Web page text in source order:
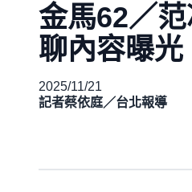
金馬62／
聊內容曝光
2025/11/21
記者蔡依庭／台北報導